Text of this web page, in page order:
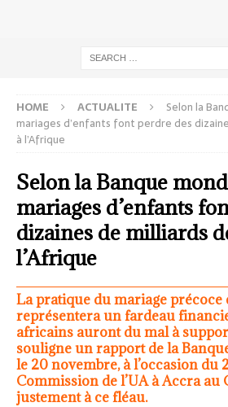
HOME ACTUALITE
Selon la
mariages d’enfants font perdre des
à l’Afrique
Selon la Banque
mariages d’enfants
dizaines de milliards
l’Afrique
La pratique du mariage
représentera un fardeau
africains auront du mal à
souligne un rapport de la
le 20 novembre, à l’occasion du
Commission de l’UA à Accra au
justement à ce fléau.